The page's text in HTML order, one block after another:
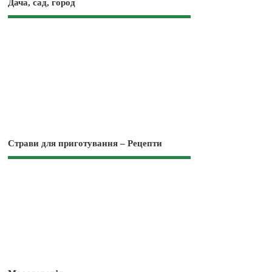
Дача, сад, город
Страви для приготування – Рецепти